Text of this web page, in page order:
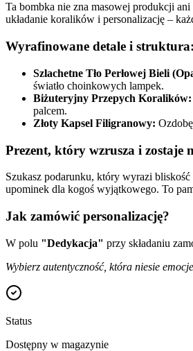
Ta bombka nie zna masowej produkcji
układanie koralików i personalizację –
Wyrafinowane detale i struktura:
Szlachetne Tło Perłowej Bieli
światło choinkowych lampek.
Biżuteryjny Przepych Koralików:
palcem.
Złoty Kapsel Filigranowy:
Prezent, który wzrusza i zostaje
Szukasz podarunku, który wyrazi
upominek dla kogoś wyjątkowego. To
Jak zamówić personalizację?
W polu "Dedykacja" przy składaniu
Wybierz autentyczność, która niesie
Status
Dostępny w magazynie